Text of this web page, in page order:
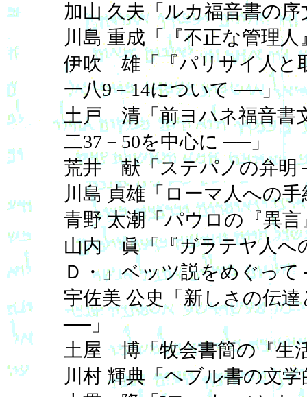
加山 久夫「ルカ福音書の
川島 重成「『不正な管理
伊吹 雄「『パリサイ人と
一八9－14について ──」
土戸 清「前ヨハネ福音書
二37－50を中心に ──」
荒井 献「ステパノの弁明
川島 貞雄「ローマ人への
青野 太潮「パウロの『異言
山内 眞「『ガラテヤ人へ
Ｄ・」ベッツ説をめぐっ
宇佐美 公史「新しさの伝
──」
土屋 博「牧会書簡の『生
川村 輝典「ヘブル書の文